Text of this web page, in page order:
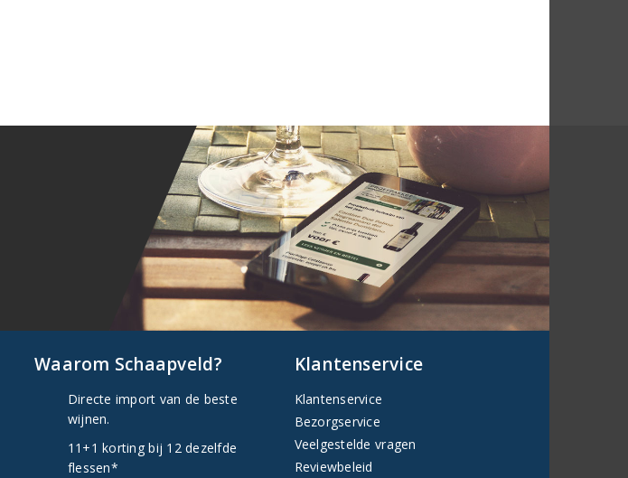
Waarom Schaapveld?
Directe import van de beste
wijnen.
11+1 korting bij 12 dezelfde
flessen*
Klantenservice
Klantenservice
Bezorgservice
Veelgestelde vragen
Reviewbeleid